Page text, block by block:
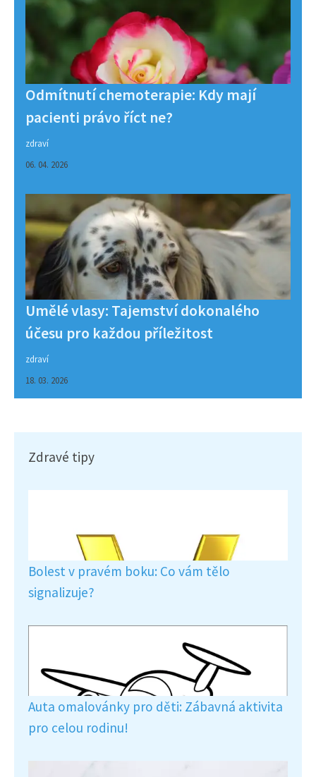
Odmítnutí chemoterapie: Kdy mají
pacienti právo říct ne?
zdraví
06. 04. 2026
Umělé vlasy: Tajemství dokonalého
účesu pro každou příležitost
zdraví
18. 03. 2026
Zdravé tipy
Bolest v pravém boku: Co vám tělo
signalizuje?
Auta omalovánky pro děti: Zábavná aktivita
pro celou rodinu!